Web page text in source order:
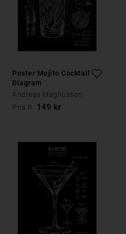
Poster Mojito Cocktail
Diagram
Andreas Magnusson
Pris fr. 149 kr